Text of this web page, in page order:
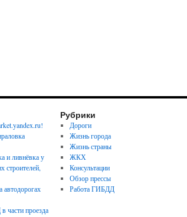
и ливнёвка у
автодорогах
части проезда
Рубрики
Дороги
Жизнь города
Жизнь страны
ЖКХ
Консультации
Обзор прессы
Работа ГИБДД